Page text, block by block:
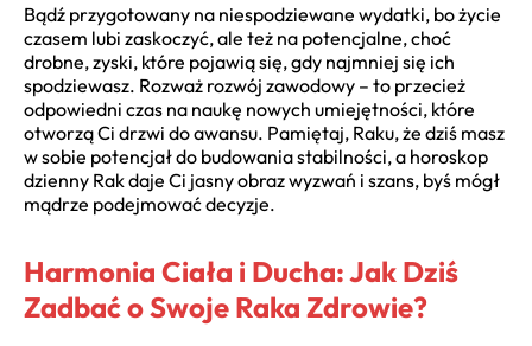
Bądź przygotowany na niespodziewane wydatki, bo życie
czasem lubi zaskoczyć, ale też na potencjalne, choć
drobne, zyski, które pojawią się, gdy najmniej się ich
spodziewasz. Rozważ rozwój zawodowy – to przecież
odpowiedni czas na naukę nowych umiejętności, które
otworzą Ci drzwi do awansu. Pamiętaj, Raku, że dziś masz
w sobie potencjał do budowania stabilności, a horoskop
dzienny Rak daje Ci jasny obraz wyzwań i szans, byś mógł
mądrze podejmować decyzje.
Harmonia Ciała i Ducha: Jak Dziś
Zadbać o Swoje Raka Zdrowie?